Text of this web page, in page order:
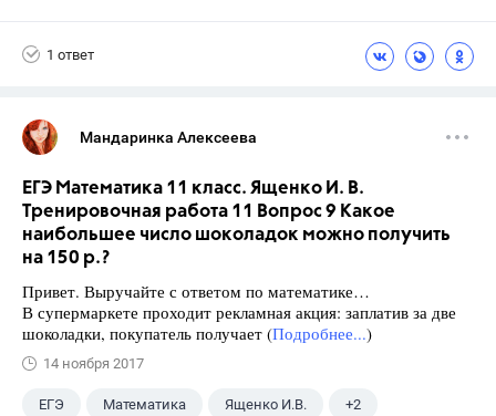
1 ответ
Мандаринка Алексеева
ЕГЭ Математика 11 класс. Ященко И. В.
Тренировочная работа 11 Вопрос 9 Какое
наибольшее число шоколадок можно получить
на 150 р.?
Привет. Выручайте с ответом по математике…
В супермаркете проходит рекламная акция: заплатив за две
шоколадки, покупатель получает (Подробнее...)
14 ноября 2017
ЕГЭ Математика Ященко И.В. +2